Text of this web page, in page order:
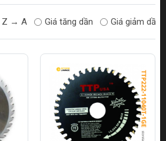
Z → A Giá tăng dần Giá giảm dần